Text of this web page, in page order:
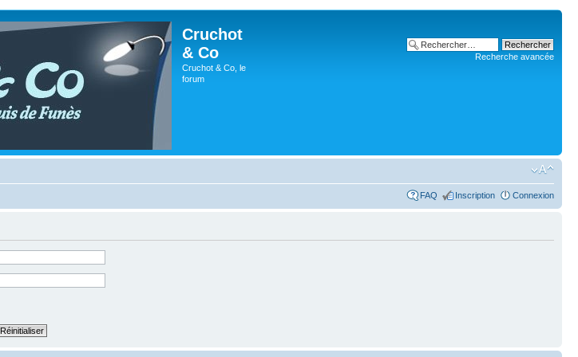
Cruchot
& Co
Cruchot & Co, le
forum
Recherche avancée
FAQ Inscription Connexion